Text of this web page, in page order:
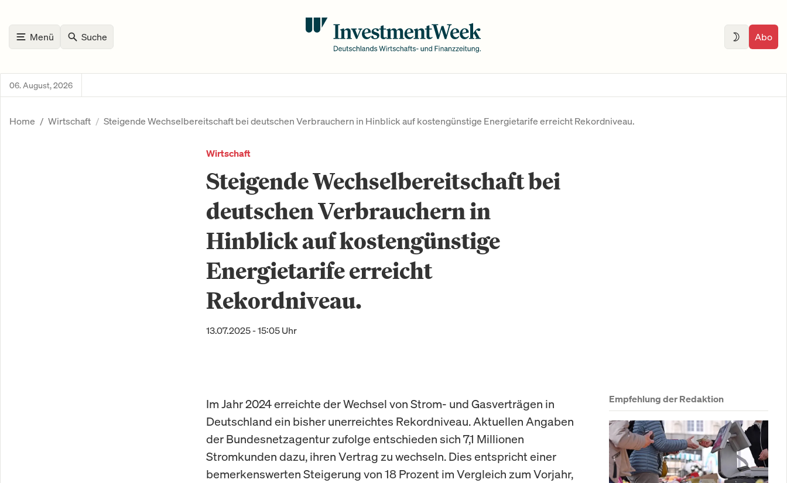
Menü Suche Abo
06. August, 2026
Home Wirtschaft Steigende Wechselbereitschaft bei deutschen Verbrauchern in Hinblick auf kostengünstige Energietarife erreicht Rekordniveau.
Wirtschaft
Steigende Wechselbereitschaft bei
deutschen Verbrauchern in
Hinblick auf kostengünstige
Energietarife erreicht
Rekordniveau.
13.07.2025 - 15:05 Uhr
Im Jahr 2024 erreichte der Wechsel von Strom- und Gasverträgen in
Deutschland ein bisher unerreichtes Rekordniveau. Aktuellen Angaben
der Bundesnetzagentur zufolge entschieden sich 7,1 Millionen
Stromkunden dazu, ihren Vertrag zu wechseln. Dies entspricht einer
bemerkenswerten Steigerung von 18 Prozent im Vergleich zum Vorjahr,
Empfehlung der Redaktion